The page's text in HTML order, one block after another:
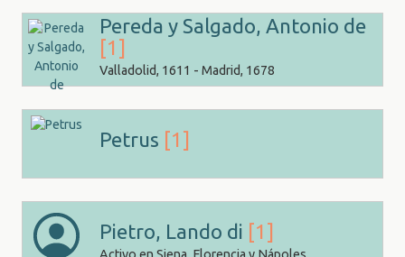
Pereda y Salgado, Antonio de
[1]
Valladolid, 1611 - Madrid, 1678
Petrus [1]
Pietro, Lando di [1]